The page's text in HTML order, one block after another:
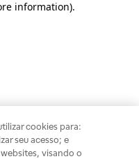
information).
cookies para:
seu acesso; e
visando o